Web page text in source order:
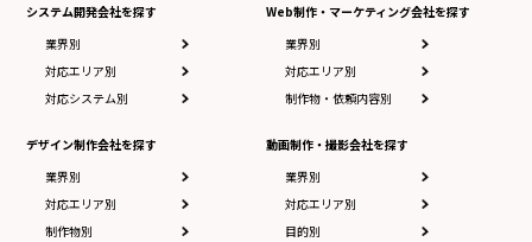
システム開発会社を探す
業界別
対応エリア別
対応システム別
デザイン制作会社を探す
業界別
対応エリア別
制作物別
Web制作・マーケティング会社を探す
業界別
対応エリア別
制作物・依頼内容別
動画制作・撮影会社を探す
業界別
対応エリア別
目的別